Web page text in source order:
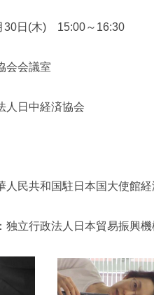
30日(木) 15:00～16:30
会会議室
人日中経済協会
人民共和国駐日本国大使館
独立行政法人日本貿易振